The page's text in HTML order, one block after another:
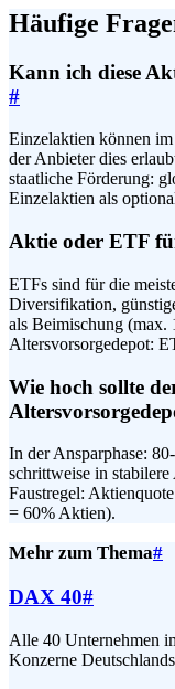
Häufige
Kann ich diese
#
Einzelaktien können
der Anbieter dies
staatliche Förderung:
Einzelaktien als
Aktie oder ETF
ETFs sind für die
Diversifikation,
als Beimischung (max.
Altersvorsorgedepot:
Wie hoch sollte
In der Ansparphase:
schrittweise in
Faustregel:
= 60% Aktien).
Mehr zum Thema#
DAX 40#
Alle 40 Unternehmen
Konzerne